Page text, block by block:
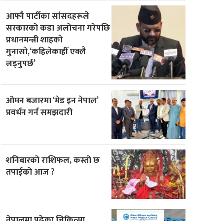
आफ्नै पार्टीका सांसदहरूले
सरकारको कडा अलोचना गरेपछि
प्रधानमन्त्री शाहकाे
गुनासाे,‘कहिलेकाहीँ एक्लै
लड्नुपर्छ’
ओमन बजारमा ‘मेड इन नेपाल’
प्रवर्धन गर्न समझदारी
शनिबारको राशिफल, कस्तो छ
तपाईको आज ?